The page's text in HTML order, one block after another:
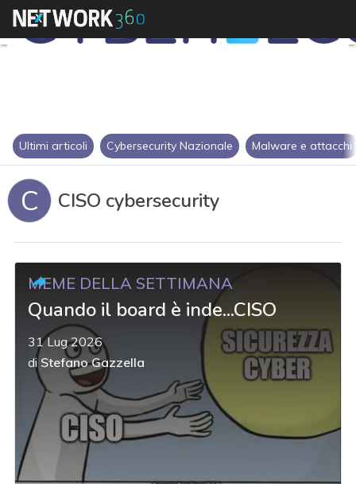
Ultimi articoli Cybersecurity Nazionale Malware e attacchi
C CISO cybersecurity
MEME DELLA SETTIMANA
Quando il board è inde...CISO
31 Lug 2026
di Stefano Gazzella